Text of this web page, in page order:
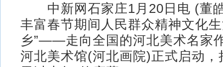
中新网石家庄1月20日电 (董
丰富春节期间人民群众精神文化
乡”——走向全国的河北美术名家
河北美术馆(河北画院)正式启动，